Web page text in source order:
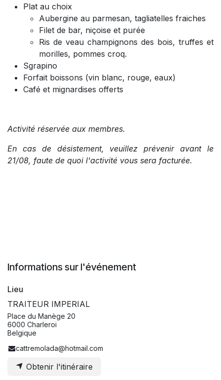
Plat au choix
Aubergine au parmesan, tagliatelles fraiches
Filet de bar, niçoise et purée
Ris de veau champignons des bois, truffes et
morilles, pommes croq.
Sgrapino
Forfait boissons (vin blanc, rouge, eaux)
Café et mignardises offerts
Activité réservée aux membres.
En cas de désistement, veuillez prévenir avant le
21/08, faute de quoi l'activité vous sera facturée.
Informations sur l'événement
Lieu
TRAITEUR IMPERIAL
Place du Manège 20
6000 Charleroi
Belgique
cattremolada@hotmail.com
Obtenir l'itinéraire